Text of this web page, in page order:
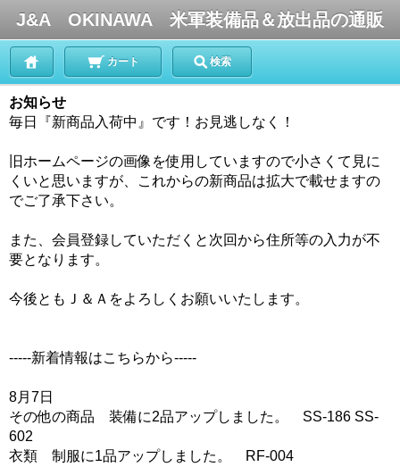
J&A OKINAWA 米軍装備品＆放出品の通販
カート 検索
お知らせ
毎日『新商品入荷中』です！お見逃しなく！
旧ホームページの画像を使用していますので小さくて見に
くいと思いますが、これからの新商品は拡大で載せますの
でご了承下さい。
また、会員登録していただくと次回から住所等の入力が不
要となります。
今後ともＪ＆Ａをよろしくお願いいたします。
-----新着情報はこちらから-----
8月7日
その他の商品 装備に2品アップしました。 SS-186 SS-
602
衣類 制服に1品アップしました。 RF-004